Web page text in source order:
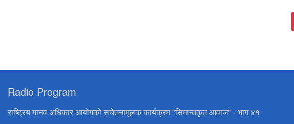
Radio Program
राष्ट्रिय मानव अधिकार आयोगको सचेतनामूलक कार्यक्रम "सिमान्तकृत आवाज" - भाग ४१